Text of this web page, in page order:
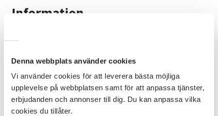
Denna webbplats använder cookies
Vi använder cookies för att leverera bästa möjliga
upplevelse på webbplatsen samt för att anpassa tjänster,
erbjudanden och annonser till dig. Du kan anpassa vilka
cookies du tillåter.
Information
Introduction to Pilates
workshop in Pilates at Pilatesnord in Älmhult. This
isn't a regular training class — it's a workshop where
you get to know Pilates properly, with the equipment
right in front of you, so you can see, touch and
understand how it all works before trying it yourself.